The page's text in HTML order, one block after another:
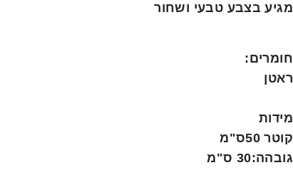
מגיע בצבע טבעי ושחור
חומרים:
ראטן
מידות
קוטר 50ס"מ
גובהה:30 ס"מ